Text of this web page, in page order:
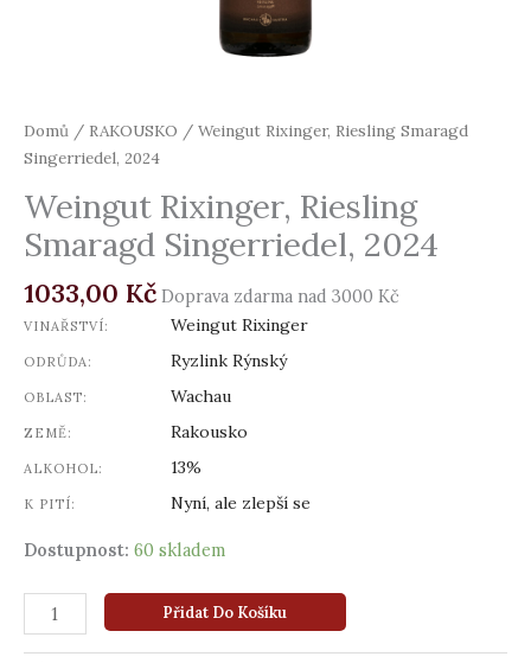
Domů / RAKOUSKO / Weingut Rixinger, Riesling Smaragd
Singerriedel, 2024
Weingut Rixinger, Riesling
Smaragd Singerriedel, 2024
1033,00 Kč Doprava zdarma nad 3000 Kč
VINAŘSTVÍ: Weingut Rixinger
ODRŮDA: Ryzlink Rýnský
OBLAST: Wachau
ZEMĚ: Rakousko
ALKOHOL: 13%
K PITÍ: Nyní, ale zlepší se
Dostupnost: 60 skladem
Přidat Do Košíku